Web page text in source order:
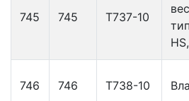
745 745 Т737-10
746 746 Т738-10